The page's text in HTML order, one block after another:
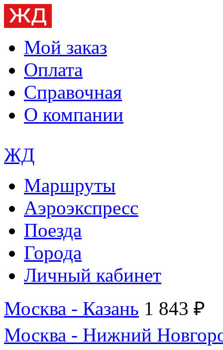
Мой заказ
Оплата
Справочная
О компании
ЖД
Маршруты
Аэроэкспресс
Поезда
Города
Личный кабинет
Москва - Казань 1 843 ₽
Москва - Нижний